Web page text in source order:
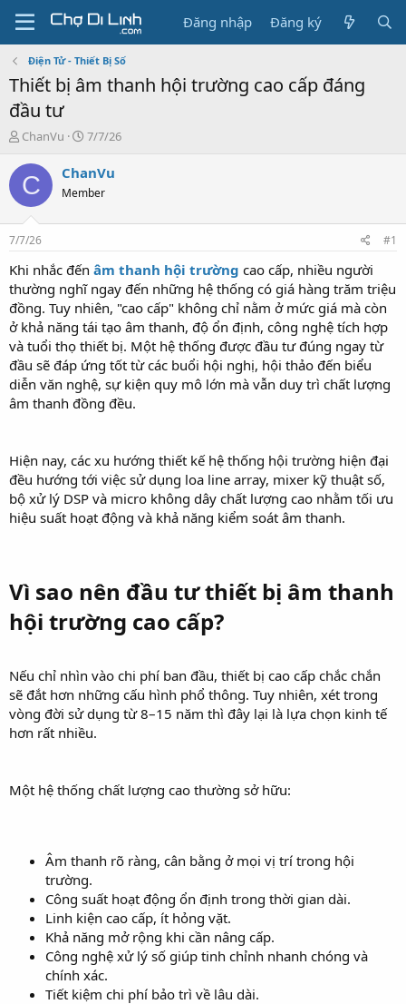
Đăng nhập Đăng ký
Điện Tử - Thiết Bị Số
Thiết bị âm thanh hội trường cao cấp đáng
đầu tư
T
r
e
a
s
t
a
t
e
r
ChanVu
N
à
y
g
7/7/26
C ChanVu
Member
7/7/26 #1
Khi nhắc đến âm thanh hội trường cao cấp, nhiều người
thường nghĩ ngay đến những hệ thống có giá hàng trăm triệu
đồng. Tuy nhiên, "cao cấp" không chỉ nằm ở mức giá mà còn
ở khả năng tái tạo âm thanh, độ ổn định, công nghệ tích hợp
và tuổi thọ thiết bị. Một hệ thống được đầu tư đúng ngay từ
đầu sẽ đáp ứng tốt từ các buổi hội nghị, hội thảo đến biểu
diễn văn nghệ, sự kiện quy mô lớn mà vẫn duy trì chất lượng
âm thanh đồng đều.
Hiện nay, các xu hướng thiết kế hệ thống hội trường hiện đại
đều hướng tới việc sử dụng loa line array, mixer kỹ thuật số,
bộ xử lý DSP và micro không dây chất lượng cao nhằm tối ưu
hiệu suất hoạt động và khả năng kiểm soát âm thanh.
Vì sao nên đầu tư thiết bị âm thanh
hội trường cao cấp?​
Nếu chỉ nhìn vào chi phí ban đầu, thiết bị cao cấp chắc chắn
sẽ đắt hơn những cấu hình phổ thông. Tuy nhiên, xét trong
vòng đời sử dụng từ 8–15 năm thì đây lại là lựa chọn kinh tế
hơn rất nhiều.
Một hệ thống chất lượng cao thường sở hữu:
Âm thanh rõ ràng, cân bằng ở mọi vị trí trong hội
trường.
Công suất hoạt động ổn định trong thời gian dài.
Linh kiện cao cấp, ít hỏng vặt.
Khả năng mở rộng khi cần nâng cấp.
Công nghệ xử lý số giúp tinh chỉnh nhanh chóng và
chính xác.
Tiết kiệm chi phí bảo trì về lâu dài.